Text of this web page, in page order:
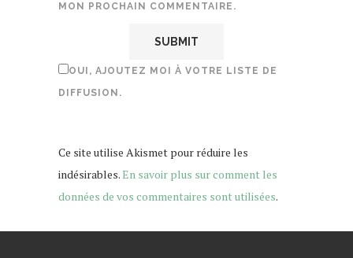
MON PROCHAIN COMMENTAIRE.
OUI, AJOUTEZ MOI À VOTRE LISTE DE
DIFFUSION.
Ce site utilise Akismet pour réduire les
indésirables.En savoir plus sur comment les
données de vos commentaires sont utilisées.